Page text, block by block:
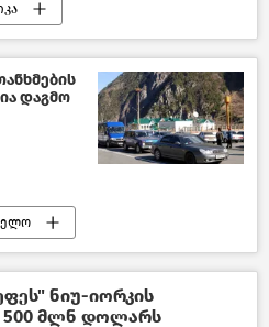
დაგმო
ნიუ-იორკის
მლნ დოლარს